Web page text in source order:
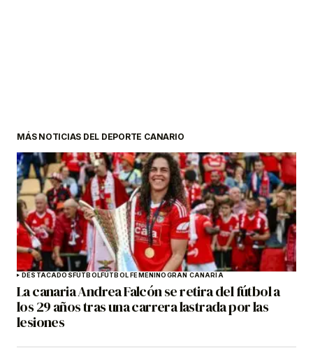
MÁS NOTICIAS DEL DEPORTE CANARIO
DESTACADOSFÚTBOLFÚTBOL FEMENINOGRAN CANARIA
La canaria Andrea Falcón se retira del fútbol a
los 29 años tras una carrera lastrada por las
lesiones